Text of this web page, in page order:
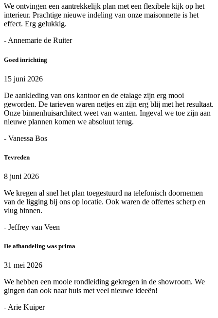
We ontvingen een aantrekkelijk plan met een flexibele kijk op het
interieur. Prachtige nieuwe indeling van onze maisonnette is het
effect. Erg gelukkig.
- Annemarie de Ruiter
Goed inrichting
15 juni 2026
De aankleding van ons kantoor en de etalage zijn erg mooi
geworden. De tarieven waren netjes en zijn erg blij met het resultaat.
Onze binnenhuisarchitect weet van wanten. Ingeval we toe zijn aan
nieuwe plannen komen we absoluut terug.
- Vanessa Bos
Tevreden
8 juni 2026
We kregen al snel het plan toegestuurd na telefonisch doornemen
van de ligging bij ons op locatie. Ook waren de offertes scherp en
vlug binnen.
- Jeffrey van Veen
De afhandeling was prima
31 mei 2026
We hebben een mooie rondleiding gekregen in de showroom. We
gingen dan ook naar huis met veel nieuwe ideeën!
- Arie Kuiper